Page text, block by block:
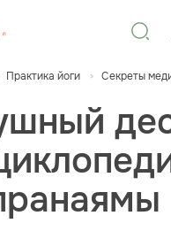
Практика йоги Секреты